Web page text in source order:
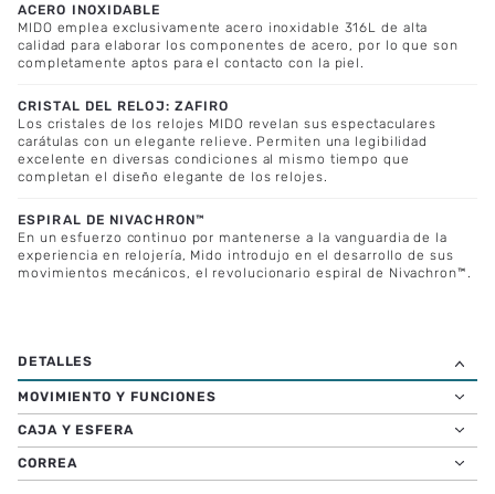
ACERO INOXIDABLE
MIDO emplea exclusivamente acero inoxidable 316L de alta
calidad para elaborar los componentes de acero, por lo que son
completamente aptos para el contacto con la piel.
CRISTAL DEL RELOJ: ZAFIRO
Los cristales de los relojes MIDO revelan sus espectaculares
carátulas con un elegante relieve. Permiten una legibilidad
excelente en diversas condiciones al mismo tiempo que
completan el diseño elegante de los relojes.
ESPIRAL DE NIVACHRON™
En un esfuerzo continuo por mantenerse a la vanguardia de la
experiencia en relojería, Mido introdujo en el desarrollo de sus
movimientos mecánicos, el revolucionario espiral de Nivachron™.
MOVIMIENTO Y FUNCIONES
CAJA Y ESFERA
CORREA